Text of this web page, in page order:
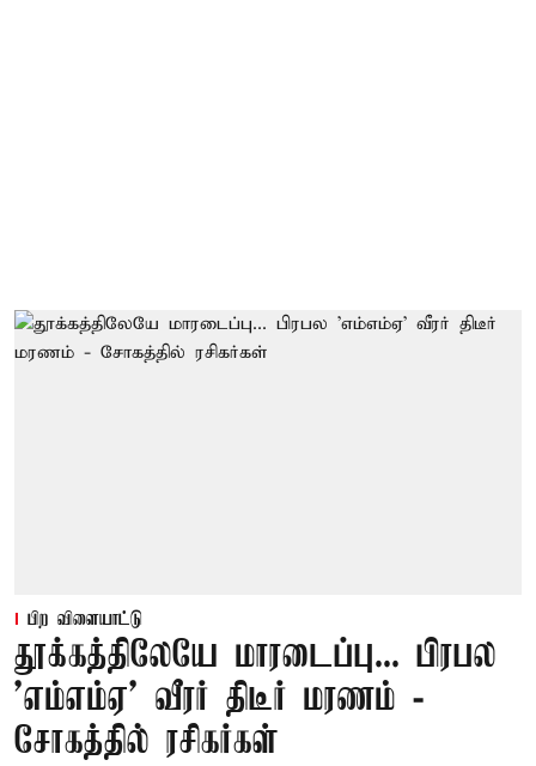
பிற விளையாட்டு
தூக்கத்திலேயே மாரடைப்பு... பிரபல
’எம்எம்ஏ’ வீரர் திடீர் மரணம் -
சோகத்தில் ரசிகர்கள்